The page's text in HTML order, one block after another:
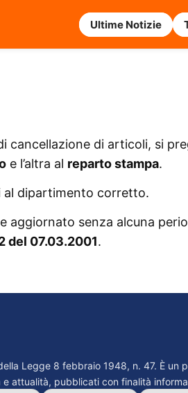
Ultime Notizie
cancellazione di articoli, si
e l’altra al reparto stampa.
al dipartimento corretto.
aggiornato senza alcuna
del 07.03.2001.
Legge 8 febbraio 1948, n. 47. È
attualità, pubblicati con finalità